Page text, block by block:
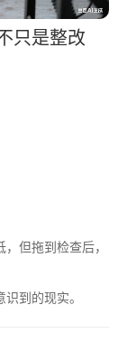
只是整改
但拖到检查后，
到的现实。